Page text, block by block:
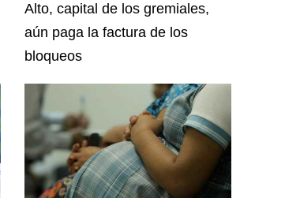
Alto, capital de los gremiales,
aún paga la factura de los
bloqueos